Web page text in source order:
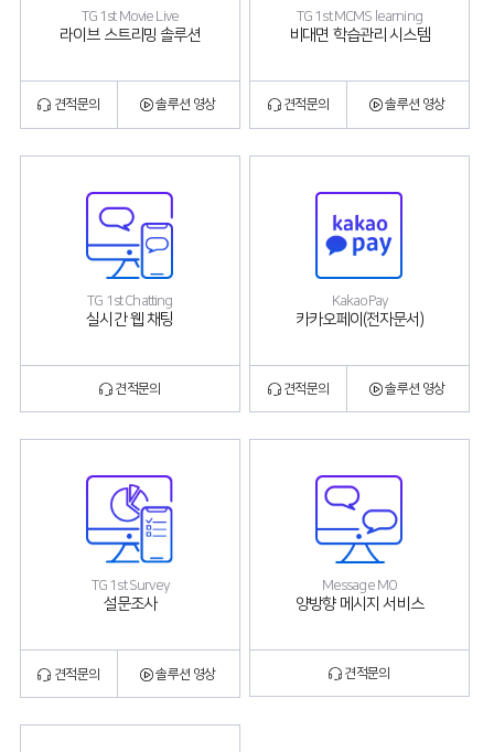
TG 1st Movie Live
라이브 스트리밍 솔루션
견적문의 솔루션 영상
TG 1st MCMS learning
비대면 학습관리 시스템
견적문의 솔루션 영상
TG 1st Chatting
실시간 웹 채팅
견적문의
KakaoPay
카카오페이(전자문서)
견적문의 솔루션 영상
TG 1st Survey
설문조사
견적문의 솔루션 영상
Message MO
양방향 메시지 서비스
견적문의